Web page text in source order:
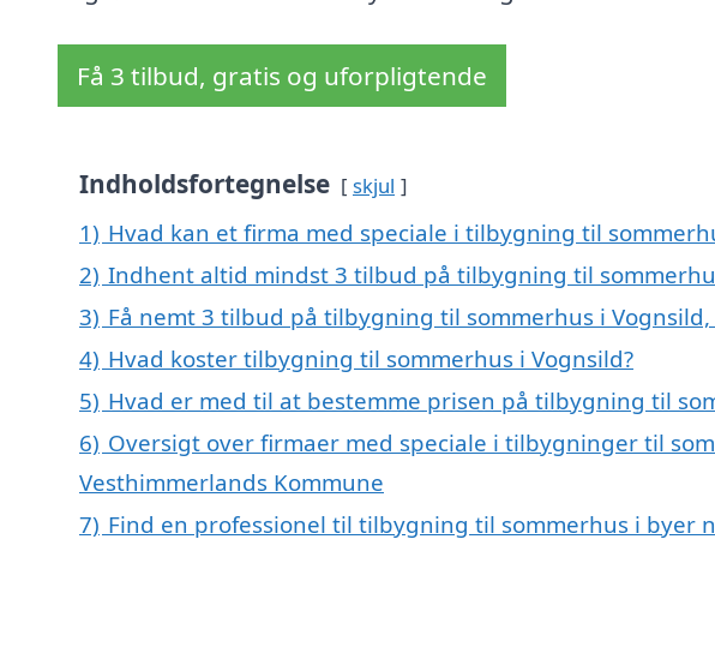
Få 3 tilbud, gratis og uforpligtende
Indholdsfortegnelse skjul
1) Hvad kan et firma med speciale i tilbygning til
2) Indhent altid mindst 3 tilbud på tilbygning til
3) Få nemt 3 tilbud på tilbygning til sommerhus i
4) Hvad koster tilbygning til sommerhus i Vognsild?
5) Hvad er med til at bestemme prisen på tilbygning til
6) Oversigt over firmaer med speciale i tilbygninger til
Vesthimmerlands Kommune
7) Find en professionel til tilbygning til sommerhus i byer